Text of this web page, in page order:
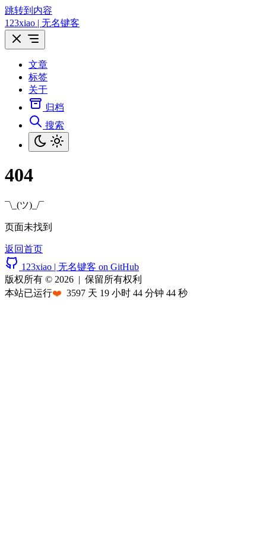
跳转到内容
123xiao | 无名键客
文章
标签
关于
归档
搜索
404
¯\_(ツ)_/¯
页面未找到
返回首页
123xiao | 无名键客 on GitHub
版权所有 © 2026 | 保留所有权利
本站已运行❤️ 3597 天 19 小时 44 分钟 44 秒